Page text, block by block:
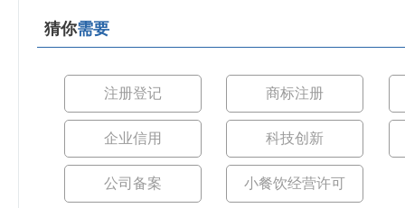
猜你需要
注册登记 商标注册
企业信用 科技创新
公司备案 小餐饮经营许可